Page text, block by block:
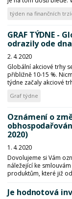
týden na finančních
GRAF TÝDNE -
odrazily ode
2. 4. 2020
Globální akciové trhy
přibližně 10-15 %.
týdne začaly akciové
Graf týdne
Oznámení o
2020)
1. 4. 2020
Dovolujeme si Vám
náležející ke
produktům, které již
Je hodnotová